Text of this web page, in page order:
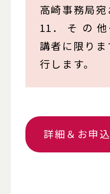
高崎事務局宛
11． そ の
講者に限り
行します。
詳細＆お申